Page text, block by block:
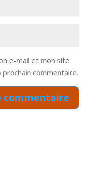
e-mail et mon site
commentaire.